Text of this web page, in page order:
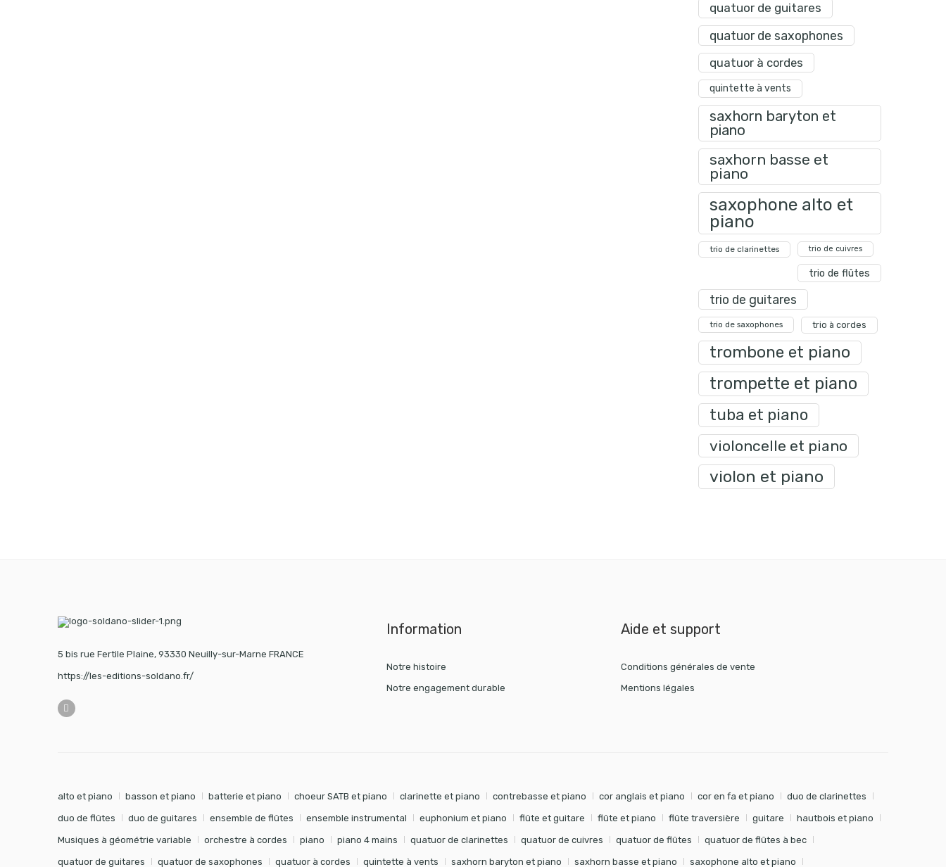
quatuor de guitares
quatuor de saxophones
quatuor à cordes
quintette à vents
saxhorn baryton et
piano
saxhorn basse et
piano
saxophone alto et
piano
trio de clarinettes trio de cuivres
trio de flûtes
trio de guitares
trio de saxophones trio à cordes
trombone et piano
trompette et piano
tuba et piano
violoncelle et piano
violon et piano
5 bis rue Fertile Plaine, 93330 Neuilly-sur-Marne FRANCE
https://les-editions-soldano.fr/
Information
Notre histoire
Notre engagement durable
Aide et support
Conditions générales de vente
Mentions légales
alto et piano basson et piano batterie et piano choeur SATB et piano clarinette et piano contrebasse et piano cor anglais et piano cor en fa et piano duo de clarinettes
duo de flûtes duo de guitares ensemble de flûtes ensemble instrumental euphonium et piano flûte et guitare flûte et piano flûte traversière guitare hautbois et piano
Musiques à géométrie variable orchestre à cordes piano piano 4 mains quatuor de clarinettes quatuor de cuivres quatuor de flûtes quatuor de flûtes à bec
quatuor de guitares quatuor de saxophones quatuor à cordes quintette à vents saxhorn baryton et piano saxhorn basse et piano saxophone alto et piano